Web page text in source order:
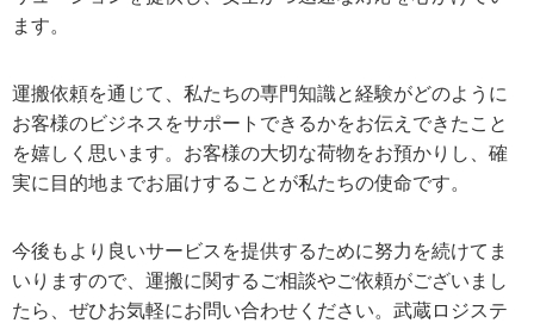
ます。
運搬依頼を通じて、私たちの専門知識と経験がどのように
お客様のビジネスをサポートできるかをお伝えできたこと
を嬉しく思います。お客様の大切な荷物をお預かりし、確
実に目的地までお届けすることが私たちの使命です。
今後もより良いサービスを提供するために努力を続けてま
いりますので、運搬に関するご相談やご依頼がございまし
たら、ぜひお気軽にお問い合わせください。武蔵ロジステ